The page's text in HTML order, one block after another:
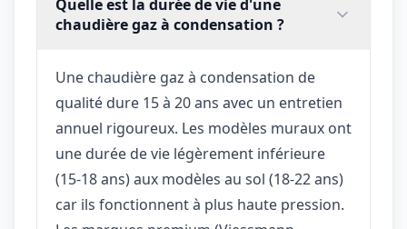
Quelle est la durée de vie d'une
chaudière gaz à condensation ?
Une chaudière gaz à condensation de
qualité dure 15 à 20 ans avec un entretien
annuel rigoureux. Les modèles muraux ont
une durée de vie légèrement inférieure
(15-18 ans) aux modèles au sol (18-22 ans)
car ils fonctionnent à plus haute pression.